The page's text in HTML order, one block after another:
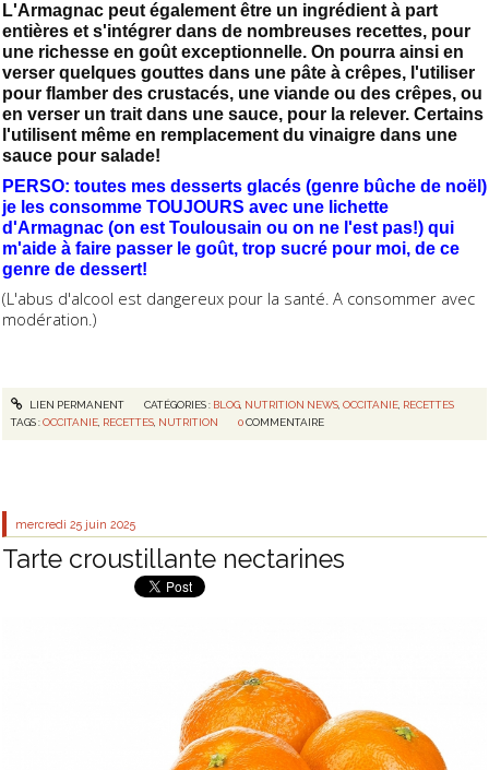
L'Armagnac peut également être un ingrédient à part
entières et s'intégrer dans de nombreuses recettes, pour
une richesse en goût exceptionnelle. On pourra ainsi en
verser quelques gouttes dans une pâte à crêpes, l'utiliser
pour flamber des crustacés, une viande ou des crêpes, ou
en verser un trait dans une sauce, pour la relever. Certains
l'utilisent même en remplacement du vinaigre dans une
sauce pour salade!
PERSO: toutes mes desserts glacés (genre bûche de noël)
je les consomme TOUJOURS avec une lichette
d'Armagnac (on est Toulousain ou on ne l'est pas!) qui
m'aide à faire passer le goût, trop sucré pour moi, de ce
genre de dessert!
(L'abus d'alcool est dangereux pour la santé. A consommer avec
modération.)
LIEN PERMANENT CATÉGORIES : BLOG, NUTRITION NEWS, OCCITANIE, RECETTES
TAGS :OCCITANIE, RECETTES, NUTRITION 0 COMMENTAIRE
mercredi 25 juin 2025
Tarte croustillante nectarines